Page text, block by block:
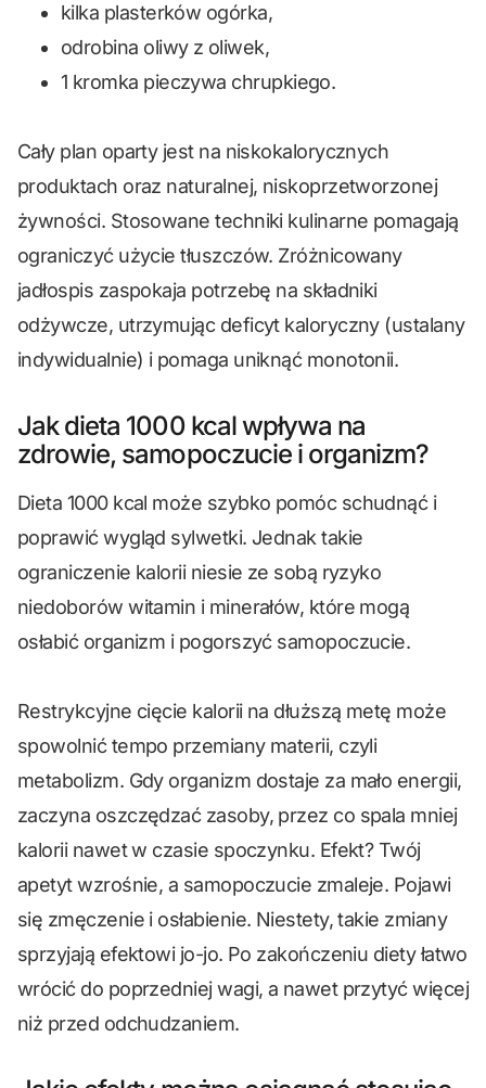
kilka plasterków ogórka,
odrobina oliwy z oliwek,
1 kromka pieczywa chrupkiego.
Cały plan oparty jest na niskokalorycznych
produktach oraz naturalnej, niskoprzetworzonej
żywności. Stosowane techniki kulinarne pomagają
ograniczyć użycie tłuszczów. Zróżnicowany
jadłospis zaspokaja potrzebę na składniki
odżywcze, utrzymując deficyt kaloryczny (ustalany
indywidualnie) i pomaga uniknąć monotonii.
Jak dieta 1000 kcal wpływa na
zdrowie, samopoczucie i organizm?
Dieta 1000 kcal może szybko pomóc schudnąć i
poprawić wygląd sylwetki. Jednak takie
ograniczenie kalorii niesie ze sobą ryzyko
niedoborów witamin i minerałów, które mogą
osłabić organizm i pogorszyć samopoczucie.
Restrykcyjne cięcie kalorii na dłuższą metę może
spowolnić tempo przemiany materii, czyli
metabolizm. Gdy organizm dostaje za mało energii,
zaczyna oszczędzać zasoby, przez co spala mniej
kalorii nawet w czasie spoczynku. Efekt? Twój
apetyt wzrośnie, a samopoczucie zmaleje. Pojawi
się zmęczenie i osłabienie. Niestety, takie zmiany
sprzyjają efektowi jo-jo. Po zakończeniu diety łatwo
wrócić do poprzedniej wagi, a nawet przytyć więcej
niż przed odchudzaniem.